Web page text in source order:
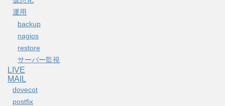
運用
backup
nagios
restore
サーバー監視
LIVE
MAIL
dovecot
postfix